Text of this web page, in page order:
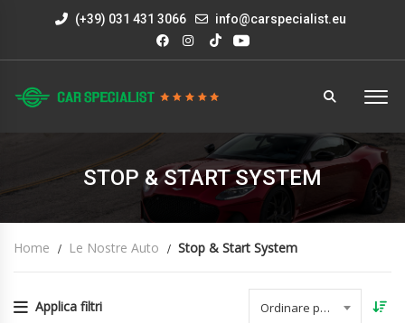
(+39) 031 431 3066 info@carspecialist.eu
STOP & START SYSTEM
Home Le Nostre Auto Stop & Start System
Applica filtri Ordinare per data